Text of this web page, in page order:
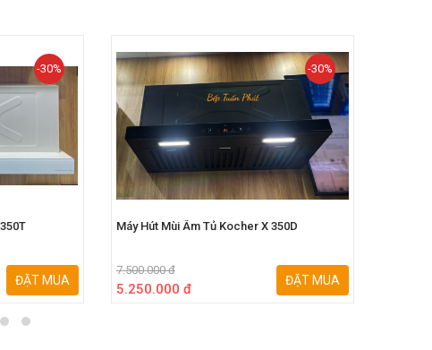
-30%
ĐẶT MUA
-30%
Máy Hút Mùi Âm Tủ Kocher X 350D
7.500.000 đ
5.250.000 đ
ĐẶT MUA